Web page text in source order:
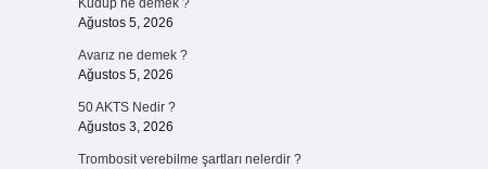
Kudup ne demek ?
Ağustos 5, 2026
Avarız ne demek ?
Ağustos 5, 2026
50 AKTS Nedir ?
Ağustos 3, 2026
Trombosit verebilme şartları nelerdir ?